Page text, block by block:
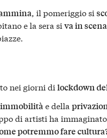
, il pomeriggio si
e la sera si va in scena
nei giorni di lockdown
immobilitàe della
di artisti ha
potremmo fare